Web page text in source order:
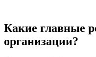
Какие главные
организации?